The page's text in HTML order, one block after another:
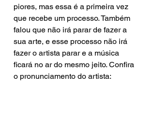
piores, mas essa é a primeira vez
que recebe um processo. Também
falou que não irá parar de fazer a
sua arte, e esse processo não irá
fazer o artista parar e a música
ficará no ar do mesmo jeito. Confira
o pronunciamento do artista: